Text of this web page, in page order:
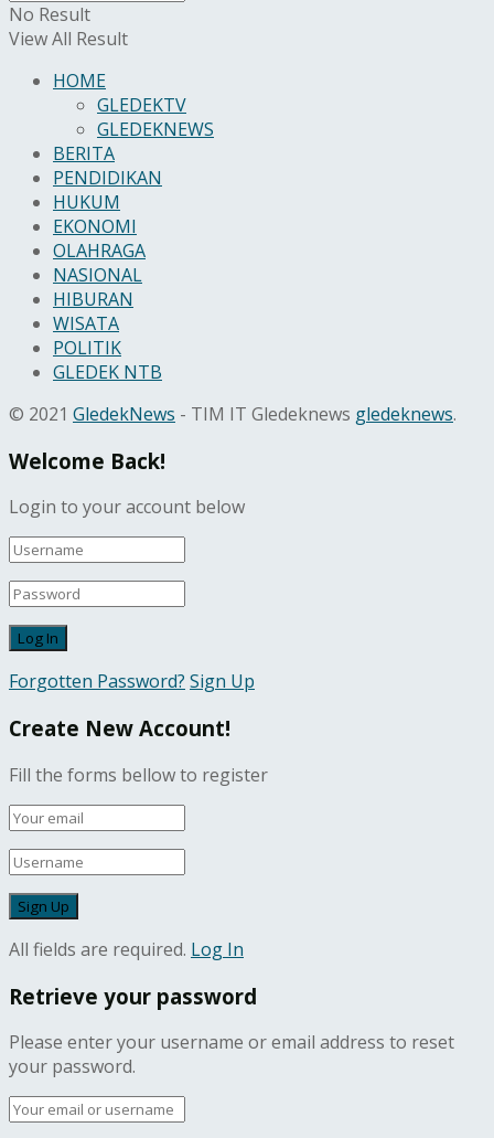
No Result
View All Result
HOME
GLEDEKTV
GLEDEKNEWS
BERITA
PENDIDIKAN
HUKUM
EKONOMI
OLAHRAGA
NASIONAL
HIBURAN
WISATA
POLITIK
GLEDEK NTB
© 2021 GledekNews - TIM IT Gledeknews gledeknews.
Welcome Back!
Login to your account below
Forgotten Password? Sign Up
Create New Account!
Fill the forms bellow to register
All fields are required. Log In
Retrieve your password
Please enter your username or email address to reset
your password.